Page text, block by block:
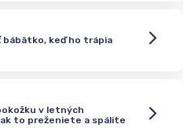
keď ho trápia
v letných
to preženiete a spálite